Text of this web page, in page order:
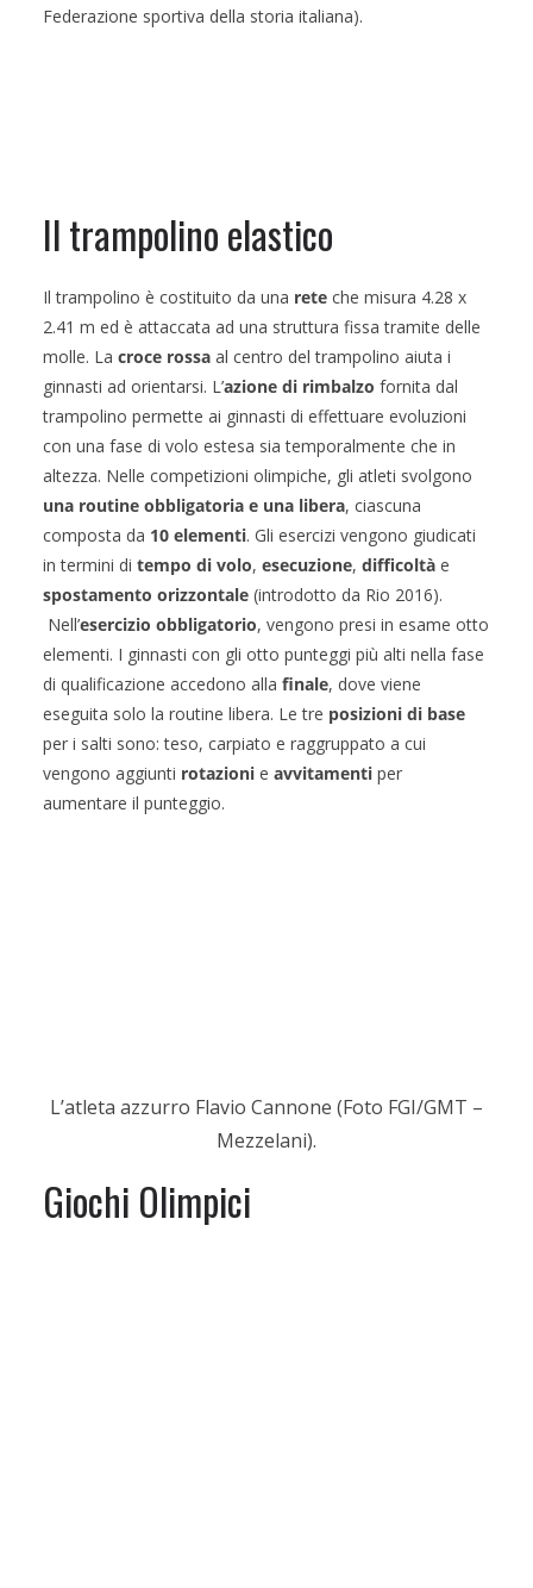
Federazione sportiva della storia italiana).
Il trampolino elastico
Il trampolino è costituito da una rete che misura 4.28 x
2.41 m ed è attaccata ad una struttura fissa tramite delle
molle. La croce rossa al centro del trampolino aiuta i
ginnasti ad orientarsi. L’azione di rimbalzo fornita dal
trampolino permette ai ginnasti di effettuare evoluzioni
con una fase di volo estesa sia temporalmente che in
altezza. Nelle competizioni olimpiche, gli atleti svolgono
una routine obbligatoria e una libera, ciascuna
composta da 10 elementi. Gli esercizi vengono giudicati
in termini di tempo di volo, esecuzione, difficoltà e
spostamento orizzontale (introdotto da Rio 2016).
Nell’esercizio obbligatorio, vengono presi in esame otto
elementi. I ginnasti con gli otto punteggi più alti nella fase
di qualificazione accedono alla finale, dove viene
eseguita solo la routine libera. Le tre posizioni di base
per i salti sono: teso, carpiato e raggruppato a cui
vengono aggiunti rotazioni e avvitamenti per
aumentare il punteggio.
L’atleta azzurro Flavio Cannone (Foto FGI/GMT –
Mezzelani).
Giochi Olimpici